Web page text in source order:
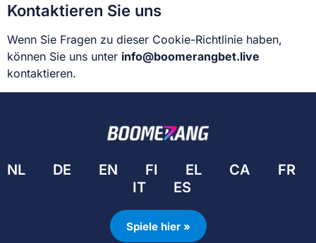
Kontaktieren Sie uns
Wenn Sie Fragen zu dieser Cookie-Richtlinie haben,
können Sie uns unter info@boomerangbet.live
kontaktieren.
NL DE EN FI EL CA
FR
IT
ES
Spiele hier »